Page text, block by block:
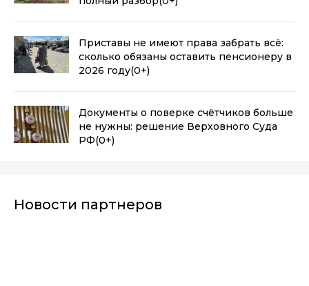
Приставы не имеют права забрать всё:
сколько обязаны оставить пенсионеру в
2026 году(0+)
Документы о поверке счётчиков больше
не нужны: решение Верховного Суда
РФ(0+)
Новости партнеров